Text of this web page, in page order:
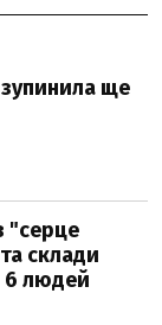
ще
"серце
склади
6 людей